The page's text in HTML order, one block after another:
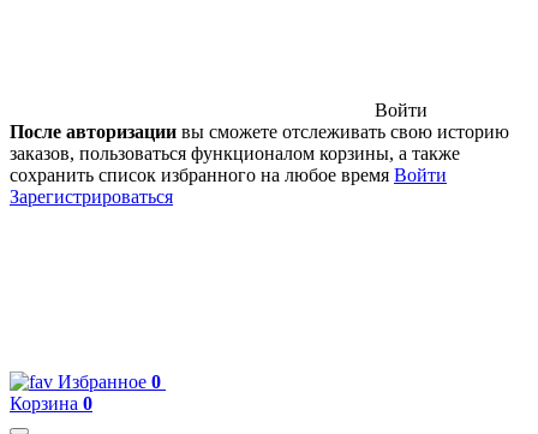
Войти
После авторизации вы сможете отслеживать свою историю
заказов, пользоваться функционалом корзины, а также
сохранить список избранного на любое время Войти
Зарегистрироваться
Избранное 0
Корзина 0